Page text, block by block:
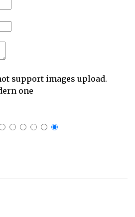
support images upload.
one